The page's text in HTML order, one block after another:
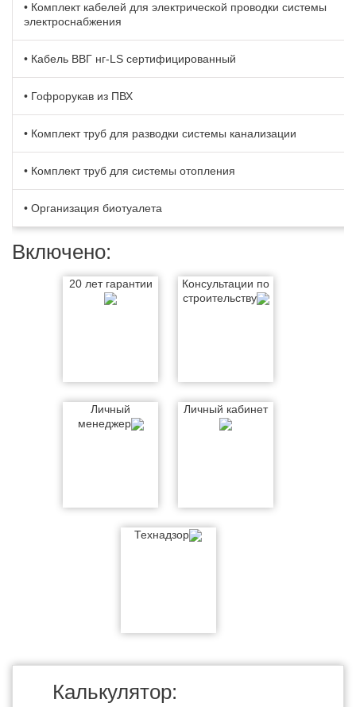
• Комплект кабелей для электрической проводки системы
электроснабжения
• Кабель BBГ нг-LS сертифицированный
• Гофрорукав из ПВХ
• Комплект труб для разводки системы канализации
• Комплект труб для системы отопления
• Организация биотуалета
Включено:
20 лет гарантии
Консультации по
строительству
Личный
менеджер
Личный кабинет
Технадзор
Калькулятор: